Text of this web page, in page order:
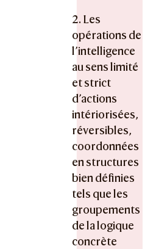
2. Les
opérations de
l’intelligence
au sens limité
et strict
d’actions
intériorisées,
réversibles,
coordonnées
en structures
bien définies
tels que les
groupements
de la logique
concrète